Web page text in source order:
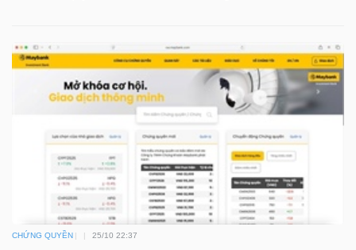
CHỨNG QUYỀN 25/10 22:37
ĐẦU
XUẤT